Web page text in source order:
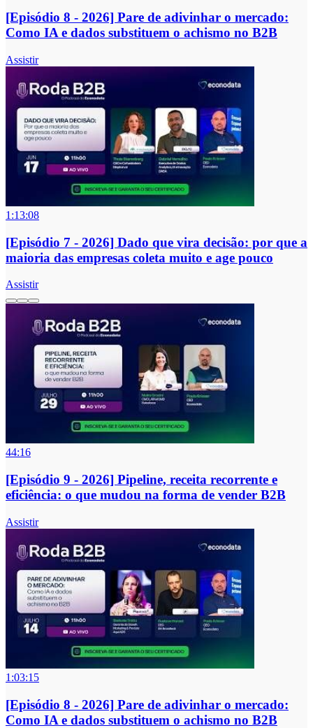
[Episódio 8 - 2026] Pare de adivinhar o mercado:
Como IA e dados substituem o achismo no B2B
Assistir
1:13:08
[Episódio 7 - 2026] Dado que vira decisão: por que a
maioria das empresas coleta muito e age pouco
Assistir
44:16
[Episódio 9 - 2026] Pipeline, receita recorrente e
eficiência: o que mudou na forma de vender B2B
Assistir
1:03:15
[Episódio 8 - 2026] Pare de adivinhar o mercado:
Como IA e dados substituem o achismo no B2B